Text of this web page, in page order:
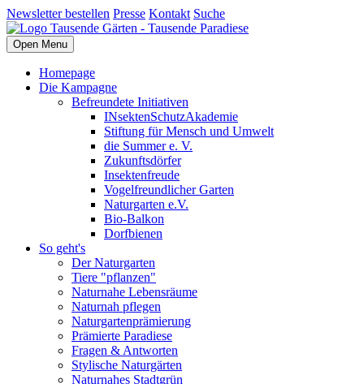
Newsletter bestellen Presse Kontakt Suche
Open Menu
Homepage
Die Kampagne
Befreundete Initiativen
INsektenSchutzAkademie
Stiftung für Mensch und Umwelt
die Summer e. V.
Zukunftsdörfer
Insektenfreude
Vogelfreundlicher Garten
Naturgarten e.V.
Bio-Balkon
Dorfbienen
So geht's
Der Naturgarten
Tiere "pflanzen"
Naturnahe Lebensräume
Naturnah pflegen
Naturgartenprämierung
Prämierte Paradiese
Fragen & Antworten
Stylische Naturgärten
Naturnahes Stadtgrün